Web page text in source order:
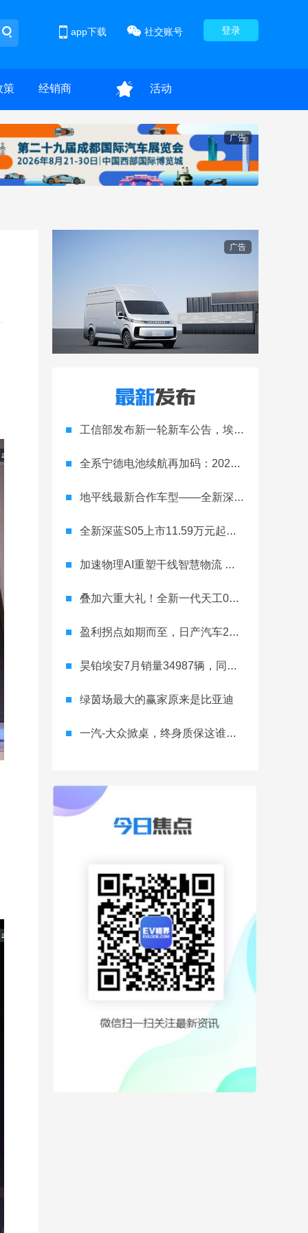
登录
社交账号
app下载
策 经销商 活动
广告
广告
工信部发布新一轮新车公告，埃安Ray 7引发关注
全系宁德电池续航再加码：2027款埃安RT上市，9.98万元起
地平线最新合作车型——全新深蓝S05正式上市！
全新深蓝S05上市11.59万元起，全球时尚激光智能SUV全面进阶
加速物理AI重塑干线智慧物流 智加科技战略合作图达通
叠加六重大礼！全新一代天工08 670 Max上市限时价17.99万元
盈利拐点如期而至，日产汽车26财年一季度财报释放稳健增长信号
昊铂埃安7月销量34987辆，同比增长31.74%，全新Ray系列蓄势待发
绿茵场最大的赢家原来是比亚迪
一汽-大众掀桌，终身质保这谁顶得住？